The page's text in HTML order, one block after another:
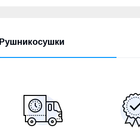
Рушникосушки